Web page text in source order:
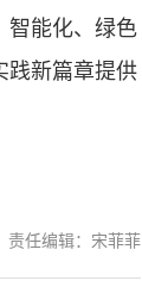
智能化、绿色
践新篇章提供
责任编辑：宋菲菲